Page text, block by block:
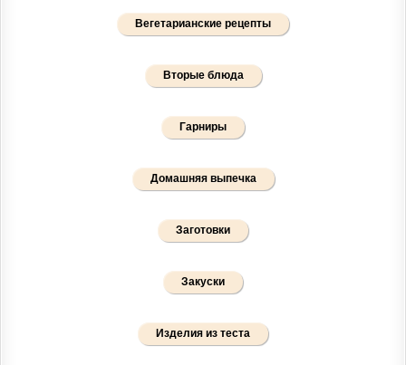
Вегетарианские рецепты
Вторые блюда
Гарниры
Домашняя выпечка
Заготовки
Закуски
Изделия из теста